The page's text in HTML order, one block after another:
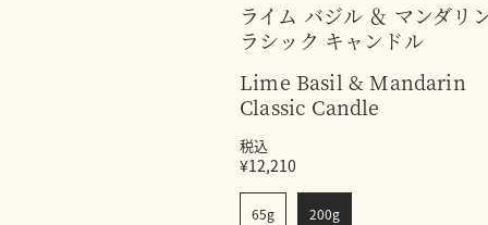
ライム バジル ＆ マンダリ
ラシック キャンドル
Lime Basil & Mandarin
Classic Candle
税込
¥12,210
65g 200g